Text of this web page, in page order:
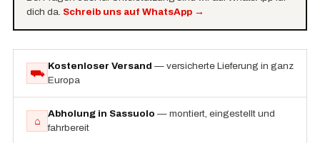
dich da. Schreib uns auf WhatsApp→
⛟
Kostenloser Versand — versicherte Lieferung in ganz
Europa
⌂
Abholung in Sassuolo — montiert, eingestellt und
fahrbereit